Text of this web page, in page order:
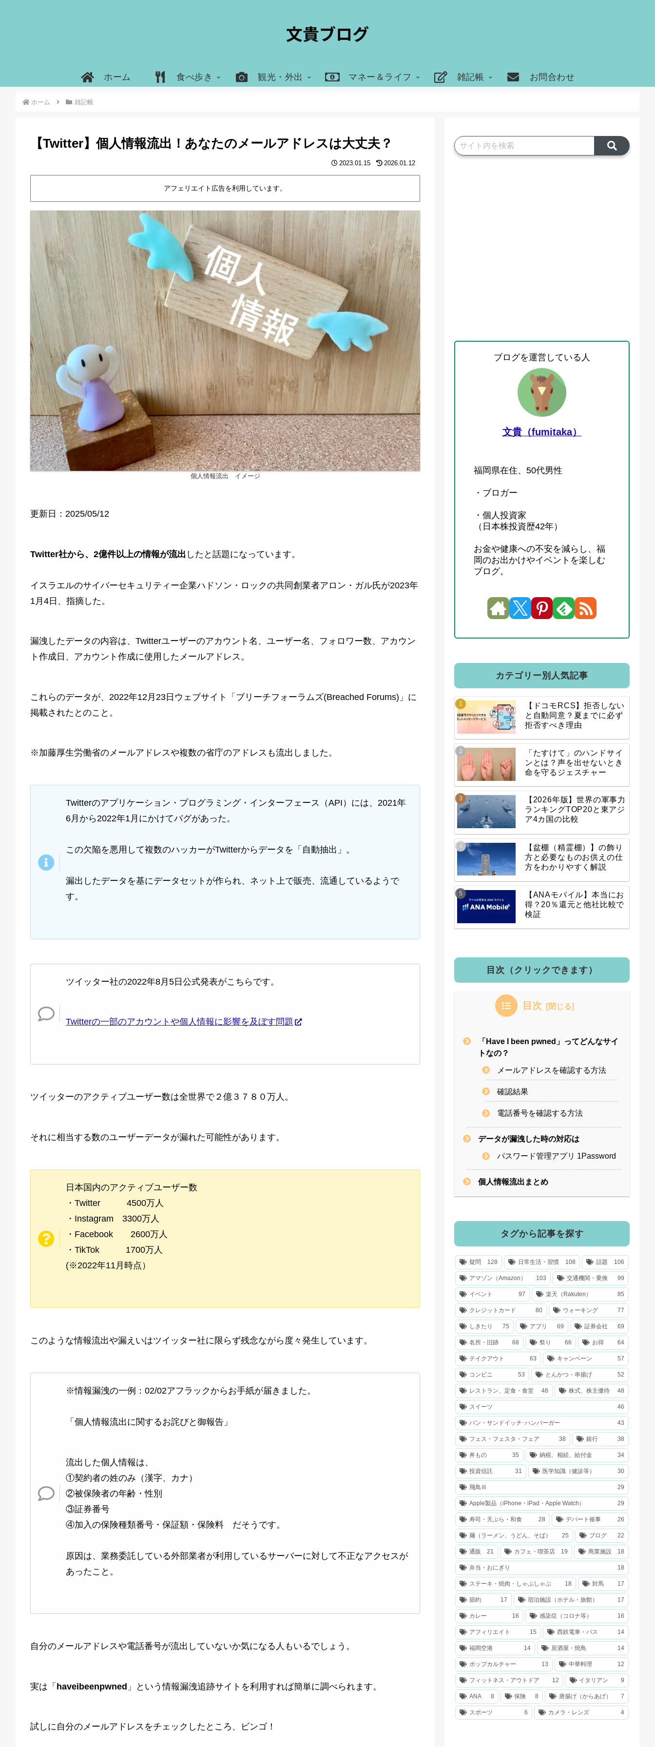
ホーム 食べ歩き 観光・外出 マネー＆ライフ 雑記帳 お問合わせ
ホーム 雑記帳
【Twitter】個人情報流出！あなたのメールアドレスは大丈夫？
2023.01.15 2026.01.12
アフェリエイト広告を利用しています。
個人情報流出 イメージ
更新日：2025/05/12
Twitter社から、2億件以上の情報が流出 したと話題になっています。
イスラエルのサイバーセキュリティー企業ハドソン・ロックの共同創業者アロン・ガル氏が2023年
1月4日、指摘した。
漏洩したデータの内容は、Twitterユーザーのアカウント名、ユーザー名、フォロワー数、アカウン
ト作成日、アカウント作成に使用したメールアドレス。
これらのデータが、2022年12月23日ウェブサイト「ブリーチフォーラムズ(Breached Forums)」に
掲載されたとのこと。
※加藤厚生労働省のメールアドレスや複数の省庁のアドレスも流出しました。
Twitterのアプリケーション・プログラミング・インターフェース（API）には、2021年
6月から2022年1月にかけてバグがあった。
この欠陥を悪用して複数のハッカーがTwitterからデータを「自動抽出」。
漏出したデータを基にデータセットが作られ、ネット上で販売、流通しているようで
す。
ツイッター社の2022年8月5日公式発表がこちらです。
Twitterの一部のアカウントや個人情報に影響を及ぼす問題
ツイッターのアクティブユーザー数は全世界で２億３７８０万人。
それに相当する数のユーザーデータが漏れた可能性があります。
日本国内のアクティブユーザー数
・Twitter 4500万人
・Instagram 3300万人
・Facebook 2600万人
・TikTok 1700万人
(※2022年11月時点）
このような情報流出や漏えいはツイッター社に限らず残念ながら度々発生しています。
※情報漏洩の一例：02/02アフラックからお手紙が届きました。
「個人情報流出に関するお詫びと御報告」
流出した個人情報は、
①契約者の姓のみ（漢字、カナ）
②被保険者の年齢・性別
③証券番号
④加入の保険種類番号・保証額・保険料 だそうです。
原因は、業務委託している外部業者が利用しているサーバーに対して不正なアクセスが
あったこと。
自分のメールアドレスや電話番号が流出していないか気になる人もいるでしょう。
実は「 haveibeenpwned 」という情報漏洩追跡サイトを利用すれば簡単に調べられます。
試しに自分のメールアドレスをチェックしたところ、ビンゴ！
ブログを運営している人
文貴（fumitaka）
福岡県在住、50代男性
・ブロガー
・個人投資家
（日本株投資歴42年）
お金や健康への不安を減らし、福
岡のお出かけやイベントを楽しむ
ブログ。
カテゴリー別人気記事
【ドコモRCS】拒否しない
と自動同意？夏までに必ず
拒否すべき理由
「たすけて」のハンドサイ
ンとは？声を出せないとき
命を守るジェスチャー
【2026年版】世界の軍事力
ランキングTOP20と東アジ
ア4カ国の比較
【盆棚（精霊棚）】の飾り
方と必要なものお供えの仕
方をわかりやすく解説
【ANAモバイル】本当にお
得？20％還元と他社比較で
検証
目次（クリックできます）
目次
「Have I been pwned」ってどんなサイ
トなの？
メールアドレスを確認する方法
確認結果
電話番号を確認する方法
データが漏洩した時の対応は
パスワード管理アプリ 1Password
個人情報流出まとめ
タグから記事を探す
疑問 128 日常生活・習慣 108 話題 106
アマゾン（Amazon） 103 交通機関・乗換 99
イベント 97 楽天（Rakuten） 85
クレジットカード 80 ウォーキング 77
しきたり 75 アプリ 69 証券会社 69
名所・旧跡 68 祭り 66 お得 64
テイクアウト 63 キャンペーン 57
コンビニ 53 とんかつ・串揚げ 52
レストラン、定食・食堂 48 株式、株主優待 48
スイーツ 46
パン・サンドイッチ･ハンバーガー 43
フェス・フェスタ・フェア 38 銀行 38
丼もの 35 納税、相続、給付金 34
投資信託 31 医学知識（健診等） 30
飛鳥Ⅲ 29
Apple製品（iPhone・iPad・Apple Watch） 29
寿司・天ぷら・和食 28 デパート催事 26
麺（ラーメン、うどん、そば） 25 ブログ 22
通販 21 カフェ・喫茶店 19 商業施設 18
弁当・おにぎり 18
ステーキ・焼肉・しゃぶしゃぶ 18 対馬 17
節約 17 宿泊施設（ホテル・旅館） 17
カレー 16 感染症（コロナ等） 16
アフィリエイト 15 西鉄電車・バス 14
福岡空港 14 居酒屋・焼鳥 14
ポップカルチャー 13 中華料理 12
フィットネス・アウトドア 12 イタリアン 9
ANA 8 保険 8 唐揚げ（からあげ） 7
スポーツ 6 カメラ・レンズ 4